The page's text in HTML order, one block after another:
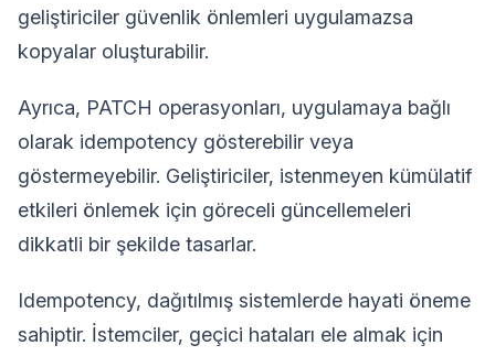
geliştiriciler güvenlik önlemleri uygulamazsa
kopyalar oluşturabilir.
Ayrıca, PATCH operasyonları, uygulamaya bağlı
olarak idempotency gösterebilir veya
göstermeyebilir. Geliştiriciler, istenmeyen kümülatif
etkileri önlemek için göreceli güncellemeleri
dikkatli bir şekilde tasarlar.
Idempotency, dağıtılmış sistemlerde hayati öneme
sahiptir. İstemciler, geçici hataları ele almak için